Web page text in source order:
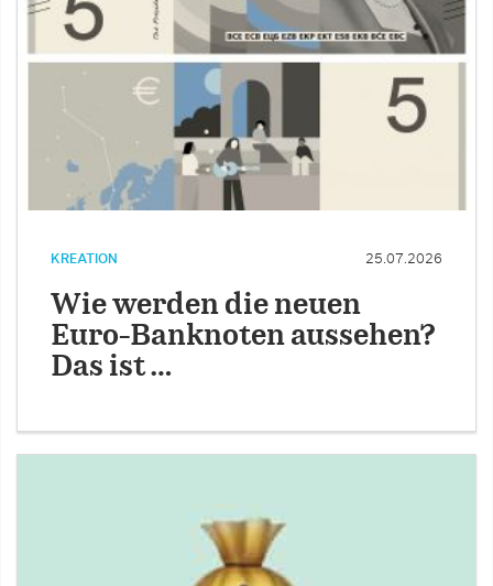
KREATION 25.07.2026
Wie werden die neuen
Euro-Banknoten aussehen?
Das ist …